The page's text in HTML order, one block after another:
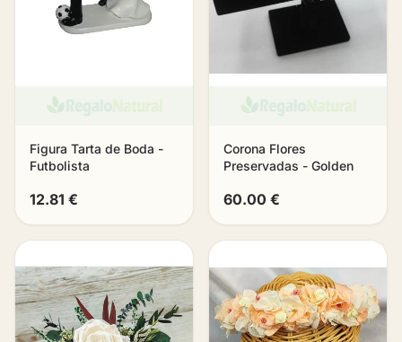
Figura Tarta de Boda -
Futbolista
12.81 €
Corona Flores
Preservadas - Golden
60.00 €